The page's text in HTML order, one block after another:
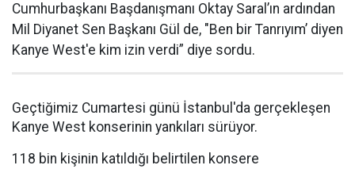
Cumhurbaşkanı Başdanışmanı Oktay Saral’ın ardından
Mil Diyanet Sen Başkanı Gül de, "Ben bir Tanrıyım’ diyen
Kanye West'e kim izin verdi” diye sordu.
Geçtiğimiz Cumartesi günü İstanbul'da gerçekleşen
Kanye West konserinin yankıları sürüyor.
118 bin kişinin katıldığı belirtilen konsere